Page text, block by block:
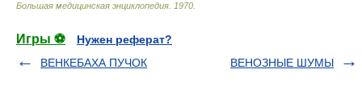
Большая медицинская энциклопедия 1970
Игры ⚽
Нужен реферат?
ВЕНКЕБАХА ПУЧОК
ВЕНОЗНЫЕ ШУМЫ